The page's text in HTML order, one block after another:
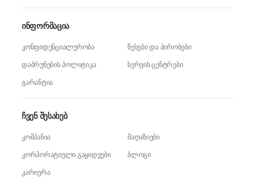
ჩვენ შესახებ
კომპანია
მაღაზიები
კორპორატიული გაყიდვები
ბლოგი
კარიერა
ინფორმაცია
კონფიდენციალურობა
წესები და პირობები
დაბრუნების პოლიტიკა
სერვის ცენტრები
გარანტია